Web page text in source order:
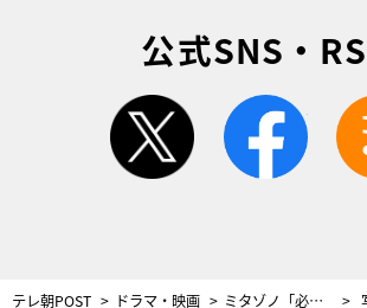
公式SNS・
twitter
テレ朝POST ドラマ・映画 ミタゾノ「必ず、ホシをあげる！」怪しい人物だらけの脚本家失踪事件で、犯人検挙を宣言